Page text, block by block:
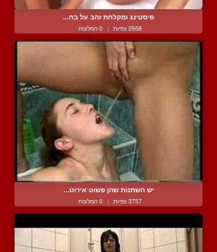
פיסטינג ומקלחת זהב על בח...
2958 צפיות | 0 המלצות
יש השתנות שהן פשוט אירוט...
3757 צפיות | 0 המלצות